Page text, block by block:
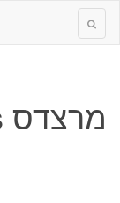
מרצדס GL-class